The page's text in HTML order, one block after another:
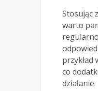
Stosując
warto
przykład
co
działanie.